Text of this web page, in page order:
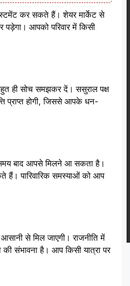
कर सकते हैं। शेयर मार्केट से
आपको परिवार में किसी
ही सोच समझकर दें। ससुराल पक्ष
प्राप्त होगी, जिससे आपके धन-
बाद आपसे मिलने आ सकता है।
हैं। पारिवारिक समस्याओं को आप
से मिल जाएगी। राजनीति में
संभावना है। आप किसी यात्रा पर